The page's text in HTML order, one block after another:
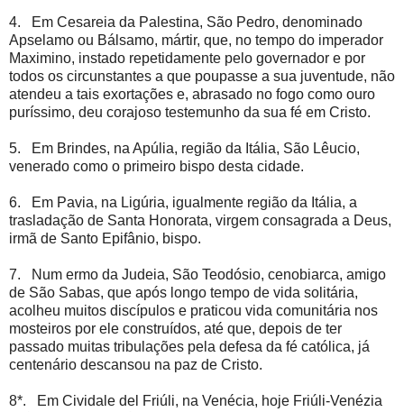
4. Em Cesareia da Palestina, São Pedro, denominado
Apselamo ou Bálsamo, mártir, que, no tempo do imperador
Maximino, instado repetidamente pelo governador e por
todos os circunstantes a que poupasse a sua juventude, não
atendeu a tais exortações e, abrasado no fogo como ouro
puríssimo, deu corajoso testemunho da sua fé em Cristo.
5. Em Brindes, na Apúlia, região da Itália, São Lêucio,
venerado como o primeiro bispo desta cidade.
6. Em Pavia, na Ligúria, igualmente região da Itália, a
trasladação de Santa Honorata, virgem consagrada a Deus,
irmã de Santo Epifânio, bispo.
7. Num ermo da Judeia, São Teodósio, cenobiarca, amigo
de São Sabas, que após longo tempo de vida solitária,
acolheu muitos discípulos e praticou vida comunitária nos
mosteiros por ele construídos, até que, depois de ter
passado muitas tribulações pela defesa da fé católica, já
centenário descansou na paz de Cristo.
8*. Em Cividale del Friúli, na Venécia, hoje Friúli-Venézia